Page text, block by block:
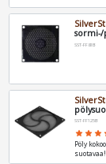
sormi-/
SST-FF81B
SST-FF125B
star star star
Pöly
suotavaa!